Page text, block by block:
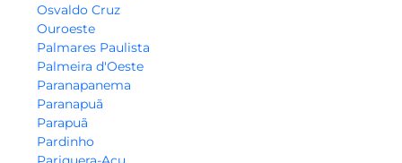
Osvaldo Cruz
Ouroeste
Palmares Paulista
Palmeira d'Oeste
Paranapanema
Paranapuã
Parapuã
Pardinho